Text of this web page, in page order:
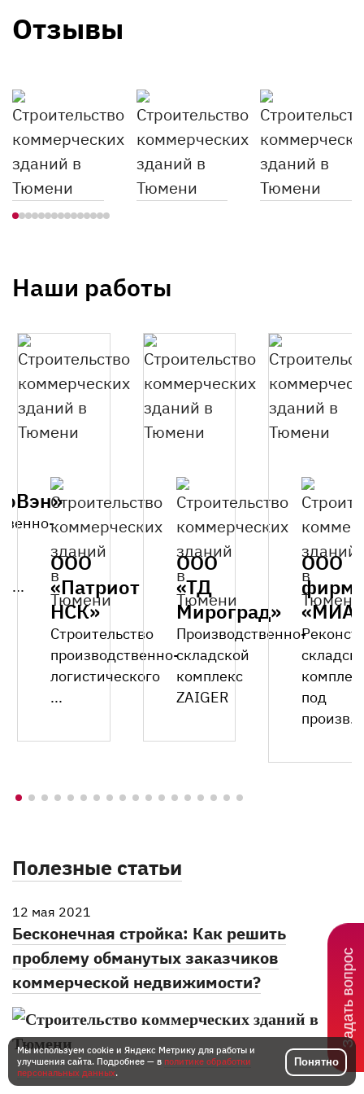
Отзывы
Наши работы
ООО
«Патриот
НСК»
Строительство
производственно-
логистического
...
ООО
«ТД
Мироград»
Производственно-
складской
комплекс
ZAIGER
ООО
под
произв...
Полезные статьи
12 мая 2021
Бесконечная стройка: Как решить
проблему обманутых заказчиков
коммерческой недвижимости?
Мы используем cookie и Яндекс Метрику для работы и
улучшения сайта. Подробнее — в политике обработки
персональных данных.
Понятно
Задать вопрос